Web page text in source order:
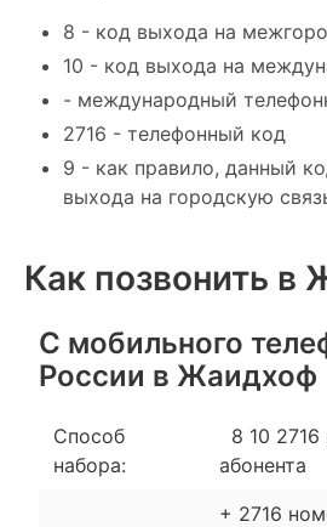
8 - код выхода на
10 - код выхода на
- международный
2716 - телефонный код
9 - как правило, данный
выхода на городскую
Как позвонить в
С мобильного
России в Жаидхоф
Способ
набора:
8 10
абонента
+ 2716